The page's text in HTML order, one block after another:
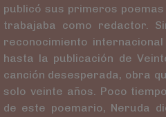
publicó sus primeros
trabajaba como redactor.
reconocimiento
hasta la publicación de
canción desesperada, obra
solo veinte años. Poco
de este poemario, Neruda